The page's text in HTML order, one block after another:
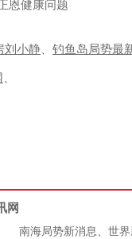
恩健康问题
刘小静 钓鱼岛局势最
网
南海局势新消息、世